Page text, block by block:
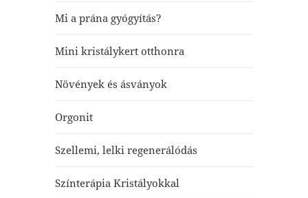
Mi a prána gyógyítás?
Mini kristálykert otthonra
Növények és ásványok
Orgonit
Szellemi, lelki regenerálódás
Színterápia Kristályokkal